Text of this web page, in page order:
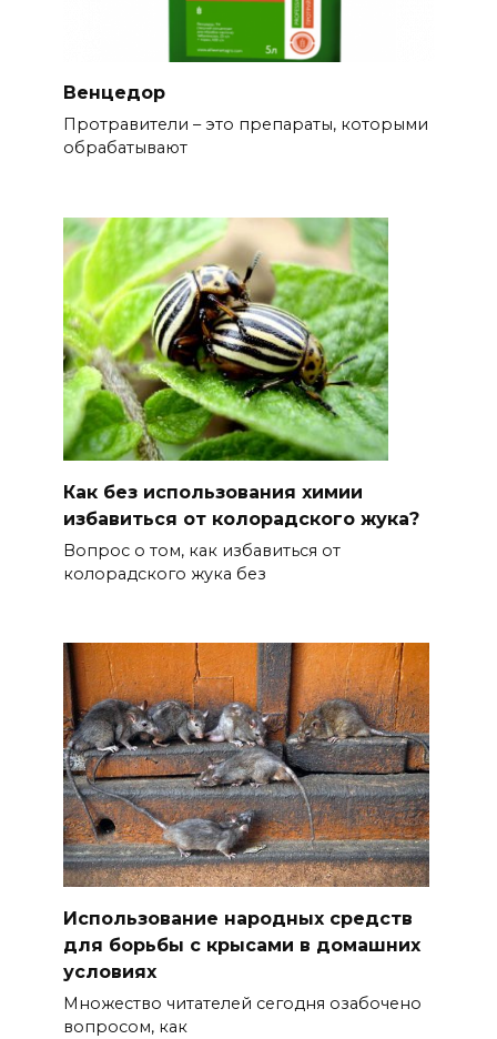
Венцедор
Протравители – это препараты, которыми
обрабатывают
Как без использования химии
избавиться от колорадского жука?
Вопрос о том, как избавиться от
колорадского жука без
Использование народных средств
для борьбы с крысами в домашних
условиях
Множество читателей сегодня озабочено
вопросом, как